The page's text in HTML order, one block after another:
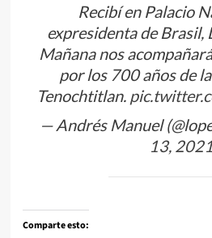
Recibí en Palacio
expresidenta de Brasil,
Mañana nos
por los 700 años de
Tenochtitlan.
— Andrés Manuel
13, 2021
Comparte esto: